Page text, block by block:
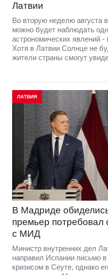
Латвии
Во вторую неделю августа
можно будет наблюдать
астрономических явлений
Хотя в Латвии Солнце не
жители страны смогут
ЛАТВИЯ
В Мадриде
премьер потребовал
с МИД
Министр внутренних дел
направил Испании письмо
кризисом в Сеуте, однако